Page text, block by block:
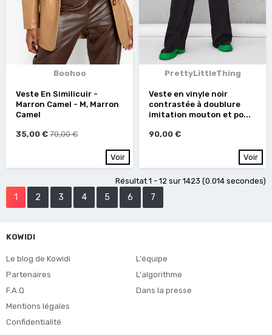
Boohoo
Veste En Similicuir -
Marron Camel - M, Marron
Camel
35,00 € 70,00 €
Voir
PrettyLittleThing
Veste en vinyle noir
contrastée à doublure
imitation mouton et po...
90,00 €
Voir
Résultat 1 - 12 sur 1423 (0.014 secondes)
1 2 3 4 5 6 7
KOWIDI
Le blog de Kowidi
Partenaires
F.A.Q
Mentions légales
Confidentialité
L'équipe
L'algorithme
Dans la presse